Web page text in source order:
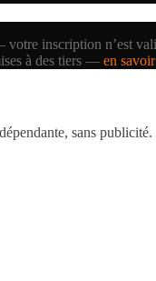
inscription n’est
à des tiers — en
sans publicité.